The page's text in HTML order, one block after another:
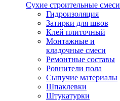
Сухие строительные смеси
Гидроизоляция
Затирки для швов
Клей плиточный
Монтажные и
кладочные смеси
Ремонтные составы
Ровнители пола
Сыпучие материалы
Шпаклевки
Штукатурки